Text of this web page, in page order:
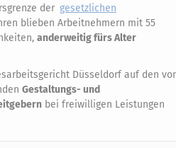
der gesetzlichen
blieben Arbeitnehmern mit 55
anderweitig fürs Alter
Düsseldorf auf den
Gestaltungs- und
bei freiwilligen Leistungen